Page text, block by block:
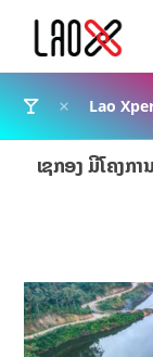
Lao
ເຊກອງ ມີໂຄງກ